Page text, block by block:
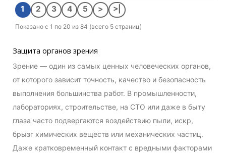
1 2 3 4 5 > >|
Показано с 1 по 20 из 84 (всего 5 страниц)
Защита органов зрения
Зрение — один из самых ценных человеческих органов,
от которого зависит точность, качество и безопасность
выполнения большинства работ. В промышленности,
лабораториях, строительстве, на СТО или даже в быту
глаза часто подвергаются воздействию пыли, искр,
брызг химических веществ или механических частиц.
Даже кратковременный контакт с вредными факторами